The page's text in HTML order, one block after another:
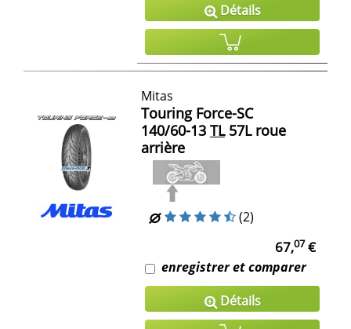
Détails
Mitas
Touring Force-SC
140/60-13 TL57L roue
arrière
(2)
67,07€
enregistrer et comparer
Détails